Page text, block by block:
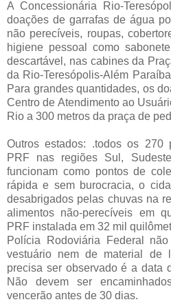
A Concessionária Rio-
doações de garrafas de água
não perecíveis, roupas,
higiene pessoal como
descartável, nas cabines da
da Rio-Teresópolis-Além
Para grandes quantidades, os
Centro de Atendimento ao
Rio a 300 metros da praça de
Outros estados: .todos os 270
PRF nas regiões Sul,
funcionam como pontos de
rápida e sem burocracia, o
desabrigados pelas chuvas na
alimentos não-perecíveis em
PRF instalada em 32 mil
Polícia Rodoviária Federal
vestuário nem de material de
precisa ser observado é a data
Não devem ser
vencerão antes de 30 dias.